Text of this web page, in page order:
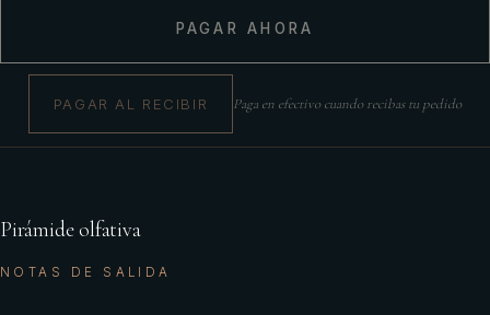
PAGAR AHORA
PAGAR AL RECIBIR Paga en efectivo cuando recibas tu pedido
Pirámide olfativa
NOTAS DE SALIDA